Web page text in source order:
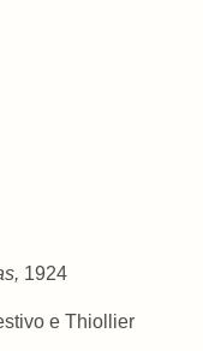
1924
e Thiollier